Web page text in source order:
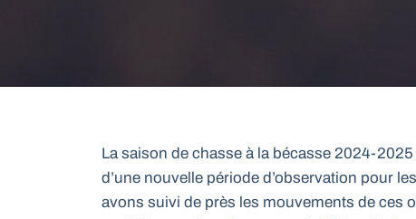
La saison de chasse à la bécasse 2024-
d’une nouvelle période d’observation pour
avons suivi de près les mouvements de ces